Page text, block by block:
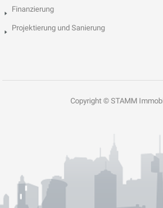
Finanzierung
Projektierung und Sanierung
Copyright © STAMM